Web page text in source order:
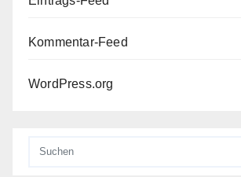
Kommentar-Feed
WordPress.org